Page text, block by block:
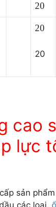
20
20
20
cao
lực
sản
các loại,